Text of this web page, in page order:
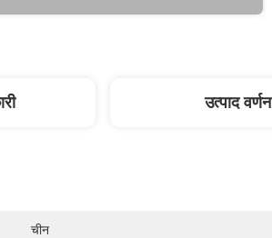
उत्पाद वर्णन
चीन